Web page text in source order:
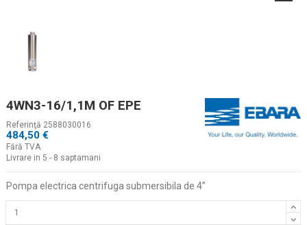
4WN3-16/1,1M OF EPE
Referinţă 2588030016
484,50 €
Fără TVA
Livrare in 5 - 8 saptamani
Pompa electrica centrifuga submersibila de 4”